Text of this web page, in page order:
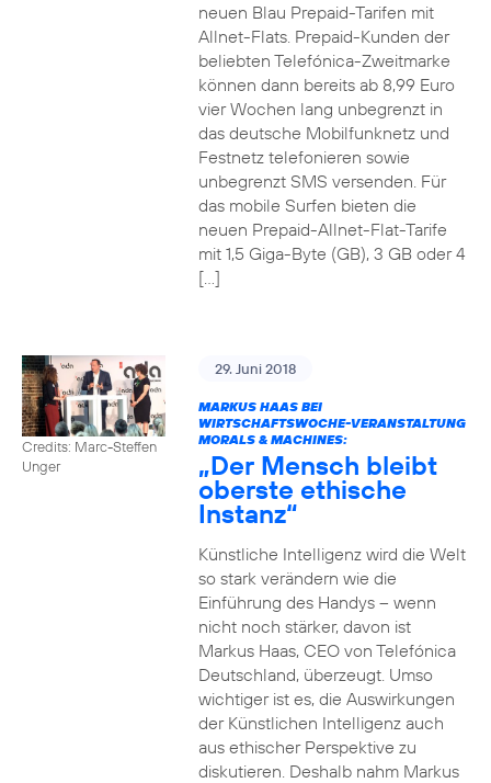
neuen Blau Prepaid-Tarifen mit
Allnet-Flats. Prepaid-Kunden der
beliebten Telefónica-Zweitmarke
können dann bereits ab 8,99 Euro
vier Wochen lang unbegrenzt in
das deutsche Mobilfunknetz und
Festnetz telefonieren sowie
unbegrenzt SMS versenden. Für
das mobile Surfen bieten die
neuen Prepaid-Allnet-Flat-Tarife
mit 1,5 Giga-Byte (GB), 3 GB oder 4
[…]
Credits: Marc-Steffen
Unger
29. Juni 2018
MARKUS HAAS BEI
WIRTSCHAFTSWOCHE-VERANSTALTUNG
MORALS & MACHINES:
„Der Mensch bleibt
oberste ethische
Instanz“
Künstliche Intelligenz wird die Welt
so stark verändern wie die
Einführung des Handys – wenn
nicht noch stärker, davon ist
Markus Haas, CEO von Telefónica
Deutschland, überzeugt. Umso
wichtiger ist es, die Auswirkungen
der Künstlichen Intelligenz auch
aus ethischer Perspektive zu
diskutieren. Deshalb nahm Markus